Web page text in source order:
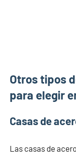
Otros tipos
para elegir
Casas de
Las casas de